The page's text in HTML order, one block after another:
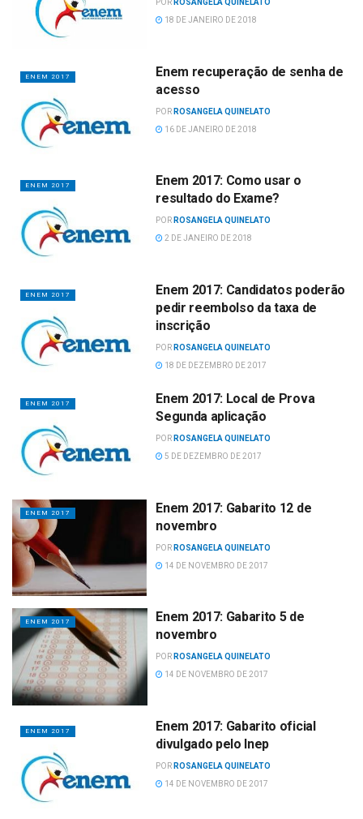
POR ROSANGELA QUINELATO
18 DE JANEIRO DE 2018
ENEM 2017
Enem recuperação de senha de
acesso
POR ROSANGELA QUINELATO
16 DE JANEIRO DE 2018
ENEM 2017
Enem 2017: Como usar o
resultado do Exame?
POR ROSANGELA QUINELATO
2 DE JANEIRO DE 2018
ENEM 2017
Enem 2017: Candidatos poderão
pedir reembolso da taxa de
inscrição
POR ROSANGELA QUINELATO
18 DE DEZEMBRO DE 2017
ENEM 2017
Enem 2017: Local de Prova
Segunda aplicação
POR ROSANGELA QUINELATO
5 DE DEZEMBRO DE 2017
ENEM 2017
Enem 2017: Gabarito 12 de
novembro
POR ROSANGELA QUINELATO
14 DE NOVEMBRO DE 2017
ENEM 2017
Enem 2017: Gabarito 5 de
novembro
POR ROSANGELA QUINELATO
14 DE NOVEMBRO DE 2017
ENEM 2017
Enem 2017: Gabarito oficial
divulgado pelo Inep
POR ROSANGELA QUINELATO
14 DE NOVEMBRO DE 2017